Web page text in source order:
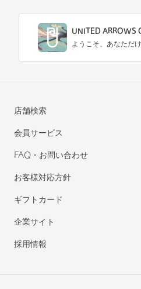
UNITED ARROWS
ようこそ、あなただ
店舗検索
会員サービス
FAQ・お問い合わせ
お客様対応方針
ギフトカード
企業サイト
採用情報